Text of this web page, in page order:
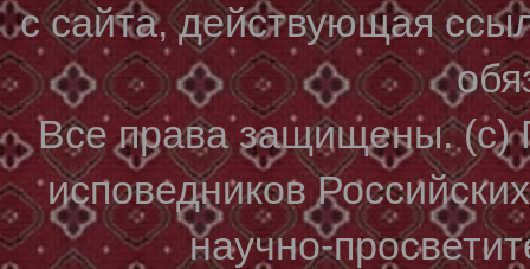
с сайта, действующая
Все права защищены. (с)
исповедников
научно-